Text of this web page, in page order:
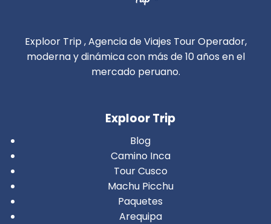
Exploor Trip , Agencia de Viajes Tour Operador,
moderna y dinámica con más de 10 años en el
mercado peruano.
Exploor Trip
Blog
Camino Inca
Tour Cusco
Machu Picchu
Paquetes
Arequipa